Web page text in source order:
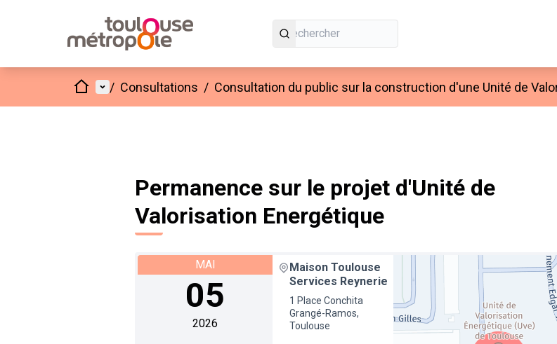
AccueilMenu principal
/ Consultations / Consultation du public sur la construction d'une Unité de
Permanence sur le projet d'Unité de
Valorisation Energétique
MAI
05
2026
Maison Toulouse
Services Reynerie
1 Place Conchita
Grangé-Ramos,
Toulouse